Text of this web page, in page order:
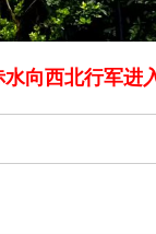
向西北行军进